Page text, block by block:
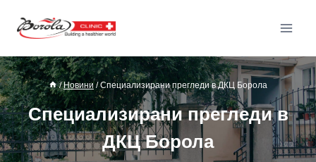
/ Новини / Специализирани прегледи в ДКЦ Борола
Специализирани прегледи в
ДКЦ Борола